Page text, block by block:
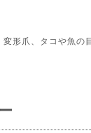
形爪、タコや魚の